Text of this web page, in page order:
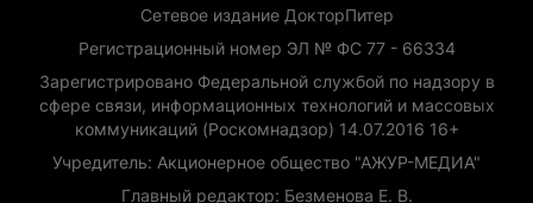
Сетевое издание ДокторПитер
Регистрационный номер ЭЛ № ФС 77 - 66334
Зарегистрировано Федеральной службой по надзору в
сфере связи, информационных технологий и массовых
коммуникаций (Роскомнадзор) 14.07.2016 16+
Учредитель: Акционерное общество "АЖУР-МЕДИА"
Главный редактор: Безменова Е. В.